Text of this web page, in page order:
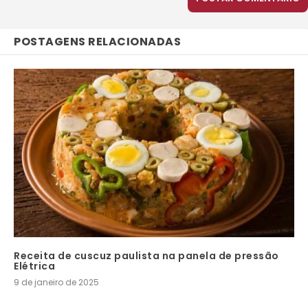
POSTAGENS RELACIONADAS
Receita de cuscuz paulista na panela de pressão
Elétrica
9 de janeiro de 2025